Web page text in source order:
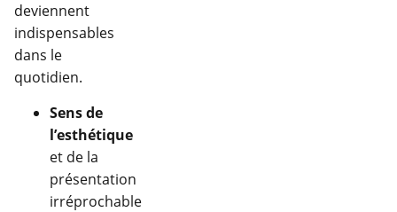
deviennent
indispensables
dans le
quotidien.
Sens de
l’esthétique
et de la
présentation
irréprochable